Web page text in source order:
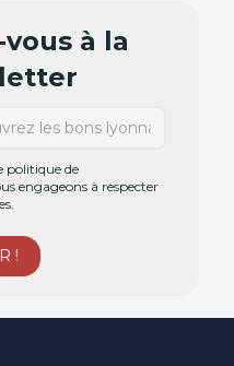
à la
politique de
engageons à respecter